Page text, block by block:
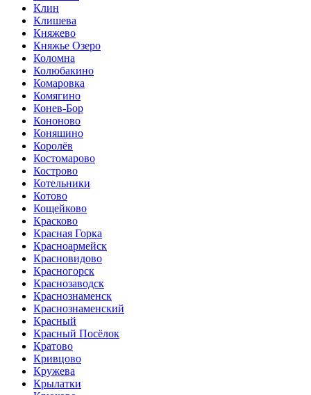
Клин
Клишева
Княжево
Княжье Озеро
Коломна
Колюбакино
Комаровка
Комягино
Конев-Бор
Кононово
Коняшино
Королёв
Костомарово
Кострово
Котельники
Котово
Кощейково
Красково
Красная Горка
Красноармейск
Красновидово
Красногорск
Краснозаводск
Краснознаменск
Краснознаменский
Красный
Красный Посёлок
Кратово
Кривцово
Кружева
Крылатки